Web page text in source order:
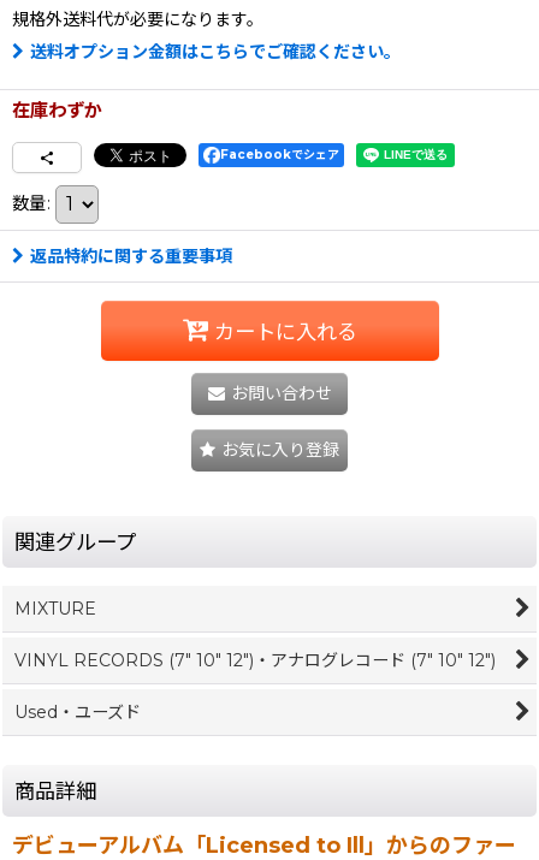
規格外送料代が必要になります。
送料オプション金額はこちらでご確認ください。
在庫わずか
Facebookでシェア
数量:
返品特約に関する重要事項
カートに入れる
お問い合わせ
お気に入り登録
関連グループ
MIXTURE
VINYL RECORDS (7" 10" 12")・アナログレコード (7" 10" 12")
Used・ユーズド
商品詳細
デビューアルバム「Licensed to Ill」からのファー